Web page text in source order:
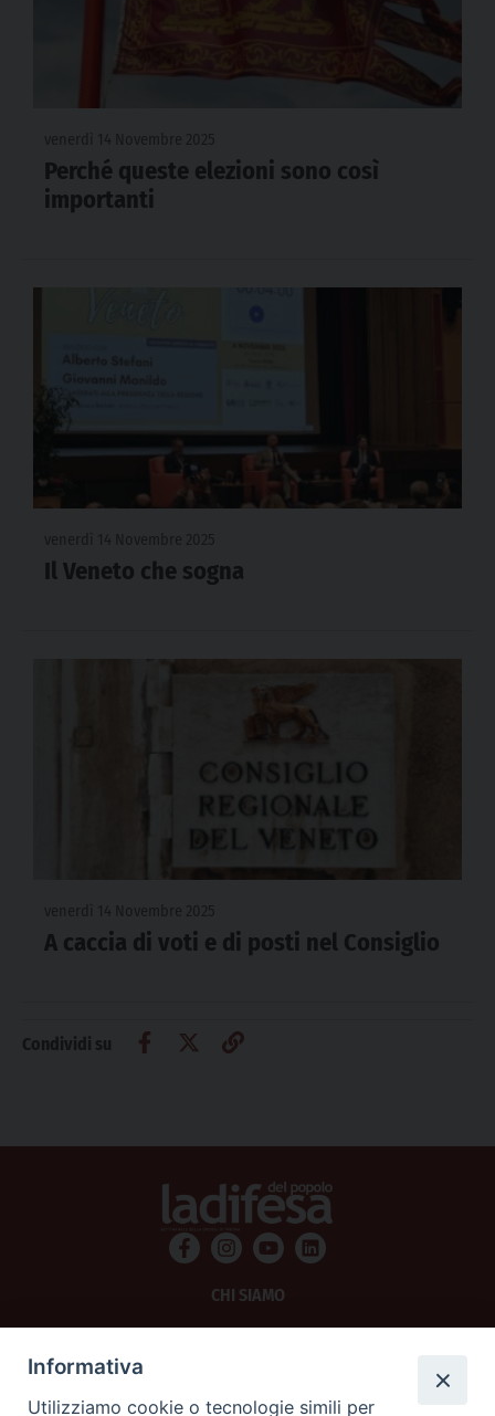
Perché queste elezioni sono così
importanti
Il Veneto che sogna
A caccia di voti e di posti nel Consiglio
Condividi su
CHI SIAMO
Informativa
Utilizziamo cookie o tecnologie simili per